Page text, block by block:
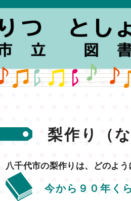
梨作り（
八千代市の梨作りは、どのよ
今から９０年く